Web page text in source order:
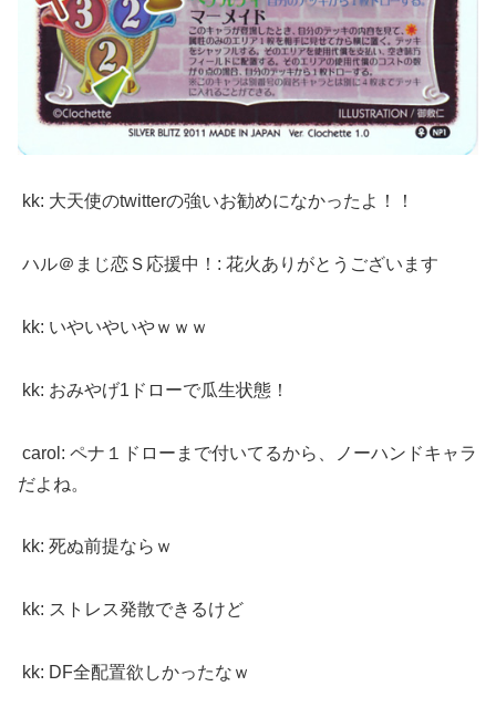
kk: 大天使のtwitterの強いお勧めになかったよ！！
ハル＠まじ恋Ｓ応援中！: 花火ありがとうございます
kk: いやいやいやｗｗｗ
kk: おみやげ1ドローで瓜生状態！
carol: ペナ１ドローまで付いてるから、ノーハンドキャラ
だよね。
kk: 死ぬ前提ならｗ
kk: ストレス発散できるけど
kk: DF全配置欲しかったなｗ